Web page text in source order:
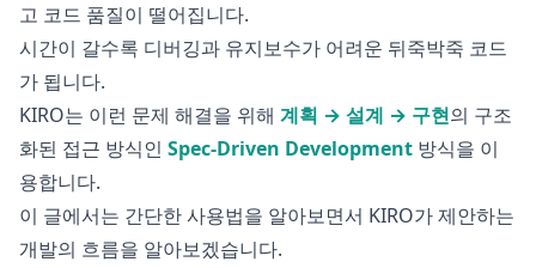
고 코드 품질이 떨어집니다.
시간이 갈수록 디버깅과 유지보수가 어려운 뒤죽박죽 코드
가 됩니다.
KIRO는 이런 문제 해결을 위해 계획 → 설계 → 구현의 구조
화된 접근 방식인 Spec-Driven Development 방식을 이
용합니다.
이 글에서는 간단한 사용법을 알아보면서 KIRO가 제안하는
개발의 흐름을 알아보겠습니다.